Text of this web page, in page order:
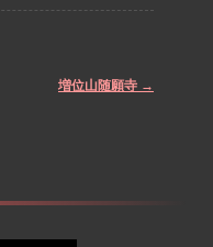
増位山随願寺 →